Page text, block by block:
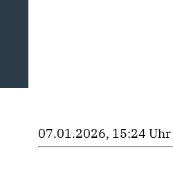
07.01.2026, 15:24 Uhr